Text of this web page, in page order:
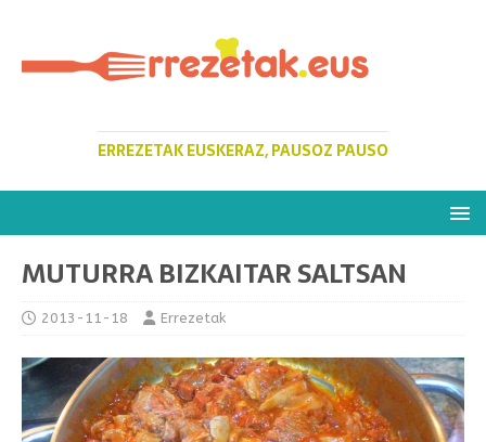
ERREZETAK EUSKERAZ, PAUSOZ PAUSO
MUTURRA BIZKAITAR SALTSAN
2013-11-18 Errezetak